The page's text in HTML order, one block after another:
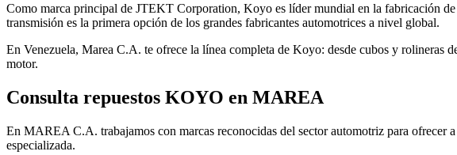
Como marca principal de JTEKT Corporation, Koyo es líder mundial en la fabricación
transmisión es la primera opción de los grandes fabricantes automotrices a nivel global.
En Venezuela, Marea C.A. te ofrece la línea completa de Koyo: desde cubos y rolineras
motor.
Consulta repuestos KOYO en MAREA
En MAREA C.A. trabajamos con marcas reconocidas del sector automotriz para ofrecer
especializada.